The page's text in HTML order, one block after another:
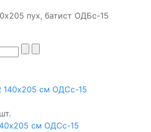
пух, батист ОДБс-15
см ОДСс-15